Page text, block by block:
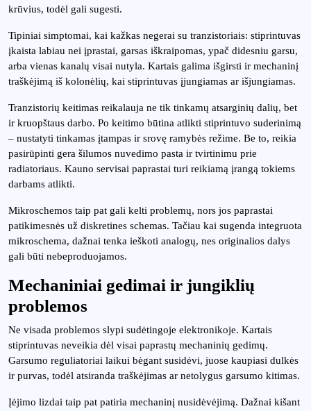
krūvius, todėl gali sugesti.
Tipiniai simptomai, kai kažkas negerai su tranzistoriais: stiprintuvas
įkaista labiau nei įprastai, garsas iškraipomas, ypač didesniu garsu,
arba vienas kanalų visai nutyla. Kartais galima išgirsti ir mechaninį
traškėjimą iš kolonėlių, kai stiprintuvas įjungiamas ar išjungiamas.
Tranzistorių keitimas reikalauja ne tik tinkamų atsarginių dalių, bet
ir kruopštaus darbo. Po keitimo būtina atlikti stiprintuvo suderinimą
– nustatyti tinkamas įtampas ir srovę ramybės režime. Be to, reikia
pasirūpinti gera šilumos nuvedimo pasta ir tvirtinimu prie
radiatoriaus. Kauno servisai paprastai turi reikiamą įrangą tokiems
darbams atlikti.
Mikroschemos taip pat gali kelti problemų, nors jos paprastai
patikimesnės už diskretines schemas. Tačiau kai sugenda integruota
mikroschema, dažnai tenka ieškoti analogų, nes originalios dalys
gali būti nebeproduojamos.
Mechaniniai gedimai ir jungiklių
problemos
Ne visada problemos slypi sudėtingoje elektronikoje. Kartais
stiprintuvas neveikia dėl visai paprastų mechaninių gedimų.
Garsumo reguliatoriai laikui bėgant susidėvi, juose kaupiasi dulkės
ir purvas, todėl atsiranda traškėjimas ar netolygus garsumo kitimas.
Įėjimo lizdai taip pat patiria mechaninį nusidėvėjimą. Dažnai kišant